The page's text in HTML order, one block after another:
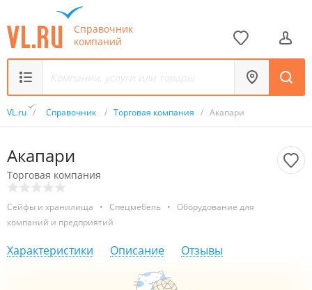
Справочник
компаний
VL.ru / Справочник / Торговая компания / Акапари
Акапари
Торговая компания
Сейфы и хранилища • Спецмебель •
Оборудование для
компаний и предприятий
Характеристики Описание Отзывы